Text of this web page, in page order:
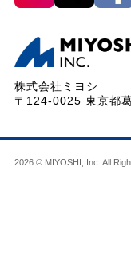
株式会社ミヨシ
〒124-0025 東京都
2026 © MIYOSHI, Inc. All